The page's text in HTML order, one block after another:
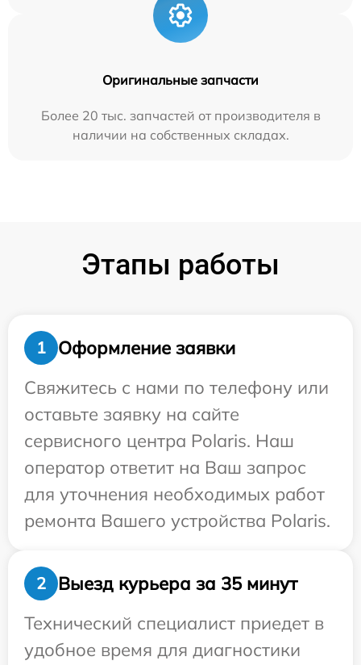
Оригинальные запчасти
Более 20 тыс. запчастей от производителя в
наличии на собственных складах.
Этапы работы
1
Оформление заявки
Свяжитесь с нами по телефону или
оставьте заявку на сайте
сервисного центра Polaris. Наш
оператор ответит на Ваш запрос
для уточнения необходимых работ
ремонта Вашего устройства Polaris.
2
Выезд курьера за 35 минут
Технический специалист приедет в
удобное время для диагностики